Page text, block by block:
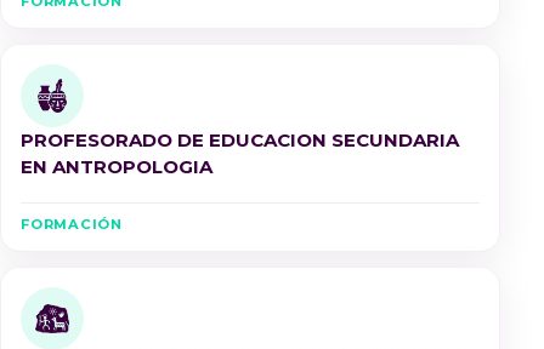
PROFESORADO DE EDUCACION SECUNDARIA
EN ANTROPOLOGIA
FORMACIÓN